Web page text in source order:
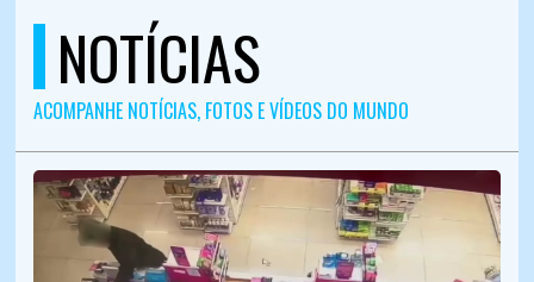
NOTÍCIAS
ACOMPANHE NOTÍCIAS, FOTOS E VÍDEOS DO MUNDO